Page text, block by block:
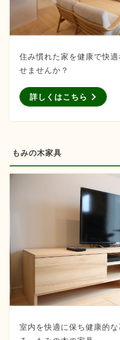
住み慣れた家を健康で快
せませんか？
詳しくはこちら
もみの木家具
室内を快適に保ち健康的